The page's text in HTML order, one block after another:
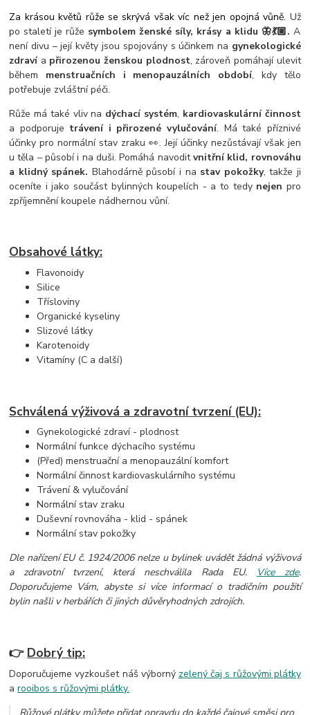
Za krásou květů růže se skrývá však víc než jen opojná vůně. Už
po staletí je růže symbolem ženské síly, krásy a klidu 🦋💃🏼. A
není divu – její květy jsou spojovány s účinkem na gynekologické
zdravía přirozenou ženskou plodnost, zároveň pomáhají ulevit
během menstruačních i menopauzálních období, kdy tělo
potřebuje zvláštní péči.
Růže má také vliv na dýchací systém, kardiovaskulární činnost
a podporuje trávení i přirozené vylučování. Má také příznivé
účinky pro normální stav zraku 👀. Její účinky nezůstávají však jen
u těla – působí i na duši. Pomáhá navoditvnitřní klid, rovnováhu
a klidný spánek. Blahodárně působí i na stav pokožky, takže ji
oceníte i jako součást bylinných koupelích - a to tedy nejen pro
zpříjemnění koupele nádhernou vůní.
Obsahové látky:
Flavonoidy
Silice
Třísloviny
Organické kyseliny
Slizové látky
Karotenoidy
Vitamíny (C a další)
Schválená výživová a zdravotní tvrzení (EU):
Gynekologické zdraví - plodnost
Normální funkce dýchacího systému
(Před) menstruační a menopauzální komfort
Normální činnost kardiovaskulárního systému
Trávení & vylučování
Normální stav zraku
Duševní rovnováha - klid - spánek
Normální stav pokožky
Dle nařízení EU č. 1924/2006 nelze u bylinek uvádět žádná výživová
a zdravotní tvrzení, která neschválila Rada EU.
Více zde.
Doporučujeme Vám, abyste si více informací o tradičním použití
bylin našli v herbářích či jiných důvěryhodných zdrojích.
👉 Dobrý tip:
Doporučujeme vyzkoušet náš výborný zelený čaj s růžovými plátky
arooibos s růžovými plátky.
Růžové plátky můžete přidat opravdu do každé čajové směsi pro